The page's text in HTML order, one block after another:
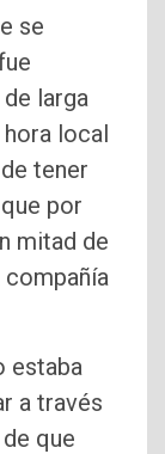
se
larga
local
tener
por
mitad de
compañía
estaba
a través
que